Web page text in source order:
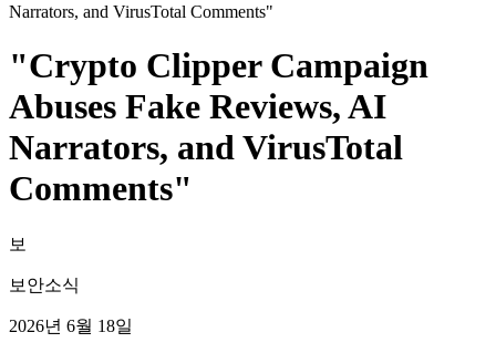
Narrators, and VirusTotal Comments"
"Crypto Clipper Campaign
Abuses Fake Reviews, AI
Narrators, and VirusTotal
Comments"
보
보안소식
2026년 6월 18일